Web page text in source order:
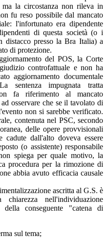
la circostanza non rileva in
fu reso possibile dal mancato
l'infortunato era dipendente
di questa società (o i
distacco presso la Bra Italia) a
di protezione.
del POS, la Corte
controfattuale e non ha
aggiornamento documentale
sentenza impugnata tratta
fa riferimento al mancato
osservare che se il tavolato di
non si sarebbe verificato.
contenuta nel PSC, secondo
delle opere provvisionali
cadute dall'alto doveva essere
(o assistente) responsabile
spiega per quale motivo, la
procedura per la rimozione di
abbia avuto efficacia causale
ascritta al G.S. è
nell'individuazione
conseguente "catena di
sul tema;